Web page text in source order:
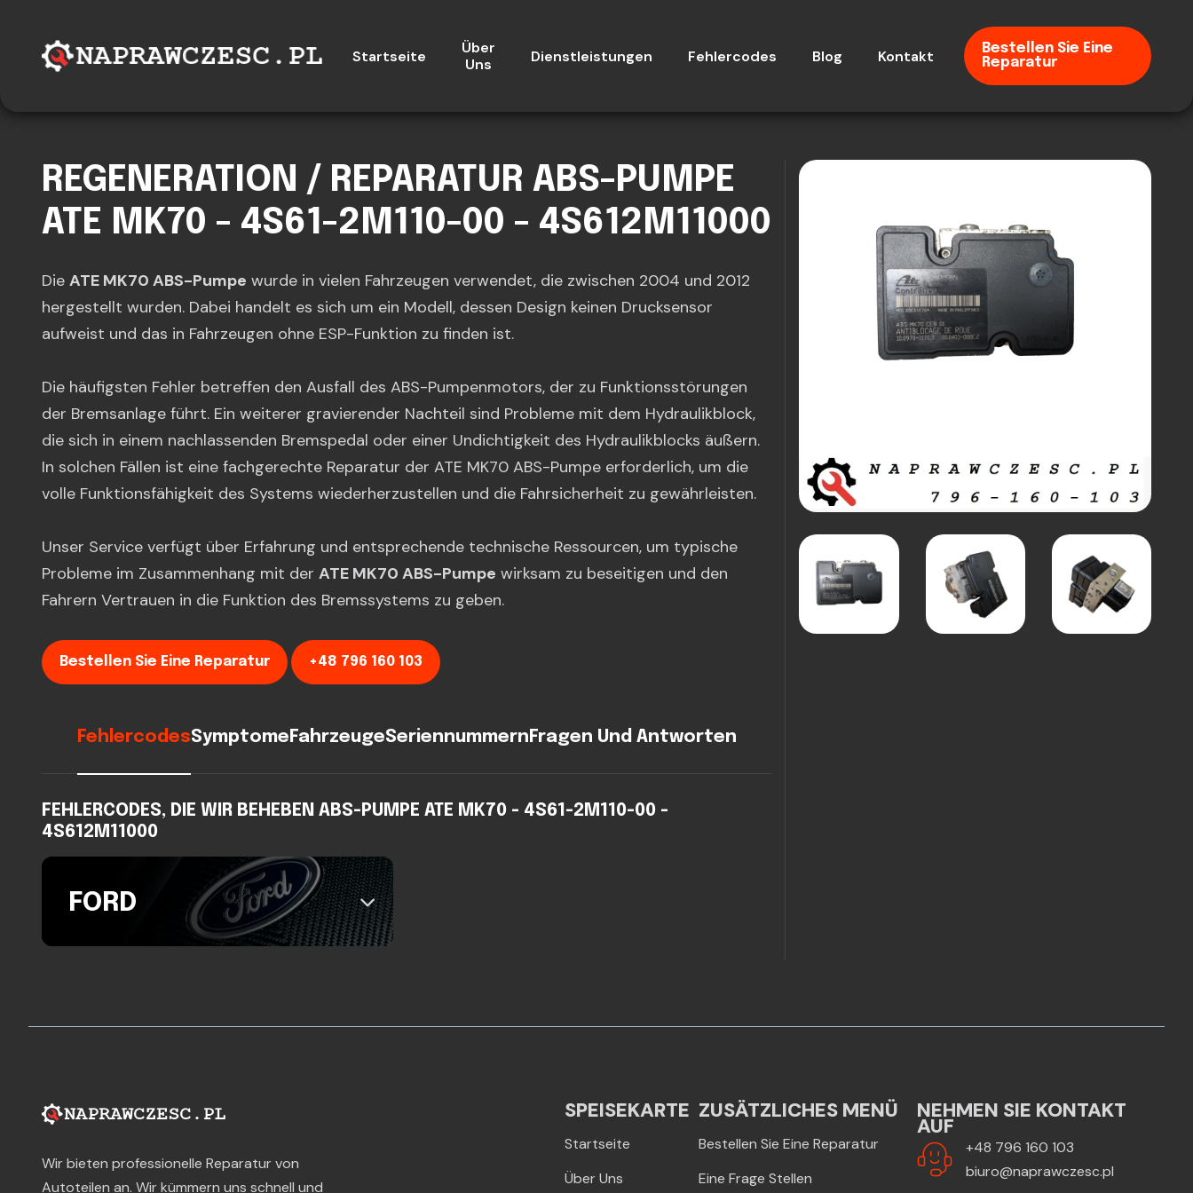
Startseite
Über
Uns
Dienstleistungen Fehlercodes Blog Kontakt
Bestellen Sie Eine
Reparatur
REGENERATION / REPARATUR ABS-PUMPE
ATE MK70 - 4S61-2M110-00 - 4S612M11000
Die ATE MK70 ABS-Pumpe wurde in vielen Fahrzeugen verwendet, die zwischen 2004 und 2012
hergestellt wurden. Dabei handelt es sich um ein Modell, dessen Design keinen Drucksensor
aufweist und das in Fahrzeugen ohne ESP-Funktion zu finden ist.
Die häufigsten Fehler betreffen den Ausfall des ABS-Pumpenmotors, der zu Funktionsstörungen
der Bremsanlage führt. Ein weiterer gravierender Nachteil sind Probleme mit dem Hydraulikblock,
die sich in einem nachlassenden Bremspedal oder einer Undichtigkeit des Hydraulikblocks äußern.
In solchen Fällen ist eine fachgerechte Reparatur der ATE MK70 ABS-Pumpe erforderlich, um die
volle Funktionsfähigkeit des Systems wiederherzustellen und die Fahrsicherheit zu gewährleisten.
Unser Service verfügt über Erfahrung und entsprechende technische Ressourcen, um typische
Probleme im Zusammenhang mit der ATE MK70 ABS-Pumpe wirksam zu beseitigen und den
Fahrern Vertrauen in die Funktion des Bremssystems zu geben.
Bestellen Sie Eine Reparatur +48 796 160 103
FehlercodesSymptome FahrzeugeSeriennummern Fragen Und Antworten
FEHLERCODES, DIE WIR BEHEBEN ABS-PUMPE ATE MK70 - 4S61-2M110-00 -
4S612M11000
FORD
Wir bieten professionelle Reparatur von
Autoteilen an. Wir kümmern uns schnell und
SPEISEKARTE
Startseite
Über Uns
ZUSÄTZLICHES MENÜ
Bestellen Sie Eine Reparatur
Eine Frage Stellen
NEHMEN SIE KONTAKT
AUF
+48 796 160 103
biuro@naprawczesc.pl